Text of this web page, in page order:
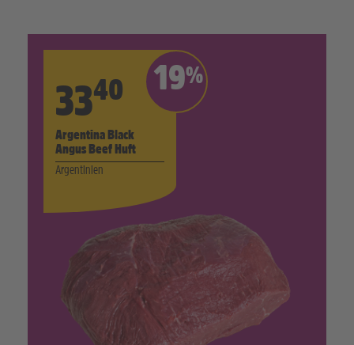
19%
3340
Argentina Black
Angus Beef Huft
Argentinien